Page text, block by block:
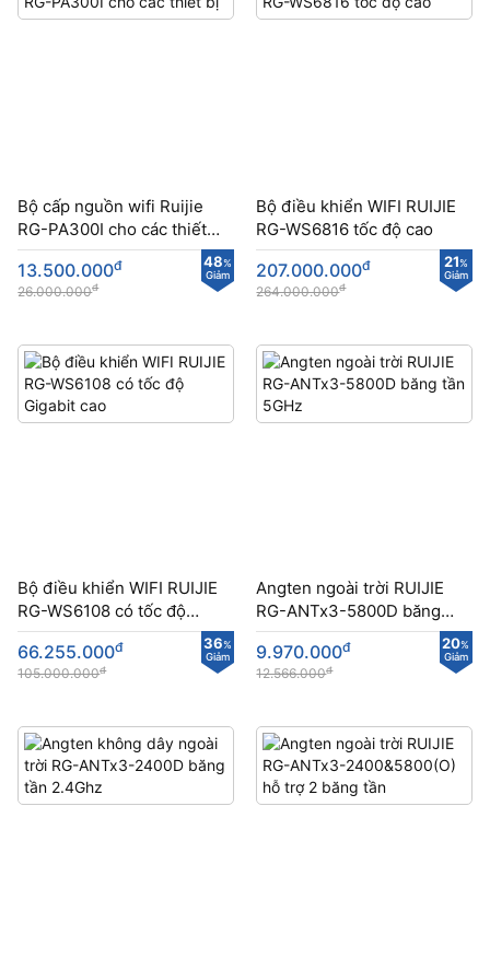
Bộ cấp nguồn wifi Ruijie
RG-PA300I cho các thiết
bị
48%
Giảm
13.500.000đ
26.000.000đ
Bộ điều khiển WIFI RUIJIE
RG-WS6816 tốc độ cao
21%
Giảm
207.000.000đ
264.000.000đ
Bộ điều khiển WIFI RUIJIE
RG-WS6108 có tốc độ
Gigabit cao
36%
Giảm
66.255.000đ
105.000.000đ
Angten ngoài trời RUIJIE
RG-ANTx3-5800D băng
tần 5GHz
20%
Giảm
9.970.000đ
12.566.000đ